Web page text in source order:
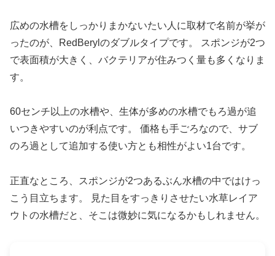
広めの水槽をしっかりまかないたい人に取材で名前が挙が
ったのが、RedBerylのダブルタイプです。 スポンジが2つ
で表面積が大きく、バクテリアが住みつく量も多くなりま
す。
60センチ以上の水槽や、生体が多めの水槽でもろ過が追
いつきやすいのが利点です。 価格も手ごろなので、サブ
のろ過として追加する使い方とも相性がよい1台です。
正直なところ、スポンジが2つあるぶん水槽の中ではけっ
こう目立ちます。 見た目をすっきりさせたい水草レイア
ウトの水槽だと、そこは微妙に気になるかもしれません。